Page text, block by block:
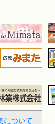
について